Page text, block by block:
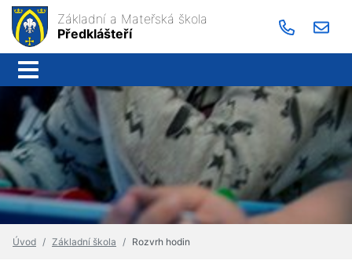
Základní a Mateřská škola
Předklášteří
Úvod Základní škola Rozvrh hodin